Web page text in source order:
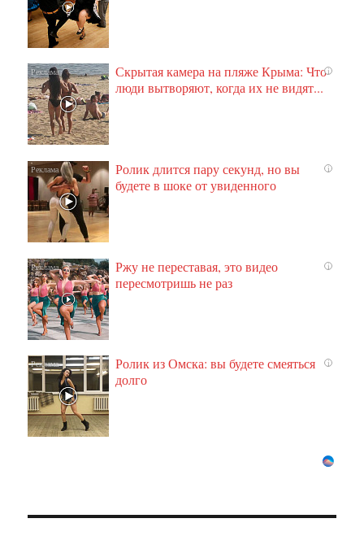
i
Скрытая камера на пляже Крыма: Что
люди вытворяют, когда их не видят...
i
Ролик длится пару секунд, но вы
будете в шоке от увиденного
i
Ржу не переставая, это видео
пересмотришь не раз
i
Ролик из Омска: вы будете смеяться
долго